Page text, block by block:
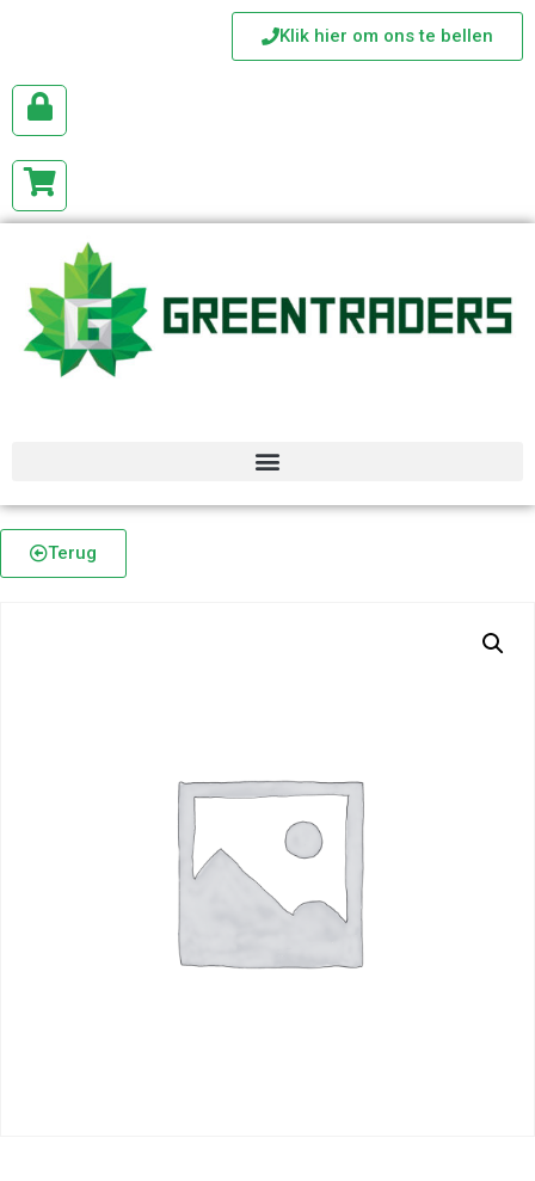
Klik hier om ons te bellen
Terug